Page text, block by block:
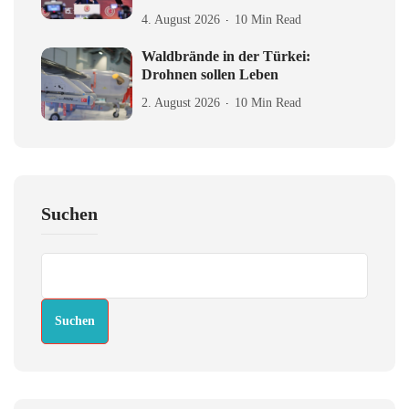
4. August 2026 10 Min Read
Waldbrände in der Türkei:
Drohnen sollen Leben
2. August 2026 10 Min Read
Suchen
Suchen